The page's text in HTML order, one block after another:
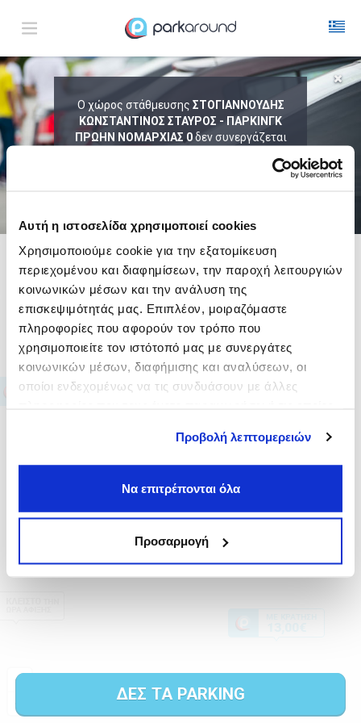
Αυτή η ιστοσελίδα χρησιμοποιεί cookies
Χρησιμοποιούμε cookie για την εξατομίκευση
περιεχομένου και διαφημίσεων, την παροχή λειτουργιών
κοινωνικών μέσων και την ανάλυση της
επισκεψιμότητάς μας. Επιπλέον, μοιραζόμαστε
πληροφορίες που αφορούν τον τρόπο που
χρησιμοποιείτε τον ιστότοπό μας με συνεργάτες
κοινωνικών μέσων, διαφήμισης και αναλύσεων, οι
οποίοι ενδεχομένως να τις συνδυάσουν με άλλες
Προβολή λεπτομερειών
Να επιτρέπονται όλα
Προσαρμογή
Ο χώρος στάθμευσης ΣΤΟΓΙΑΝΝΟΥΔΗΣ
ΚΩΝΣΤΑΝΤΙΝΟΣ ΣΤΑΥΡΟΣ - ΠΑΡΚΙΝΓΚ
ΠΡΩΗΝ ΝΟΜΑΡΧΙΑΣ 0δεν συνεργάζεται
PARKING.
Δες τώρα τα parking στο χάρτη και σύγκρινετιμή
καιαπόσταση
ΔΕΣ ΤΑ PARKING
ΑΠΟΤΕΛΕΣΜΑΤΑ ΓΙΑ:
ΑΦΙΞΗ Σαβ 08 Αυγ 00:00 ΔΙΑΡΚΕΙΑ